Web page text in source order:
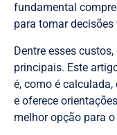
fundamental
para tomar
Dentre esses
principais. Este
é, como é
e oferece
melhor opção para